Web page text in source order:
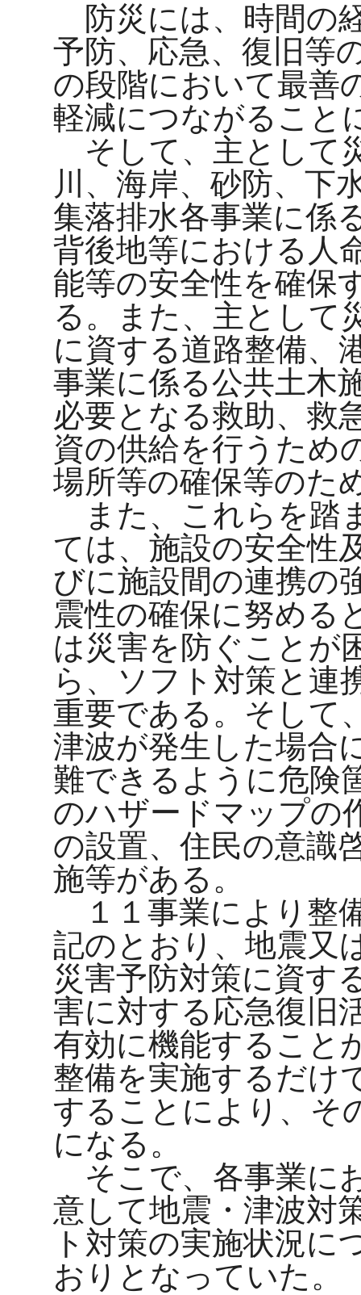
防災には、時間の
予防、応急、復旧等
の段階において最善
軽減につながること
そして、主として
川、海岸、砂防、下
集落排水各事業に係
背後地等における人
能等の安全性を確保
る。また、主として
に資する道路整備、
事業に係る公共土木
必要となる救助、救
資の供給を行うため
場所等の確保等のた
また、これらを踏
ては、施設の安全性
びに施設間の連携の
震性の確保に努める
は災害を防ぐことが
ら、ソフト対策と連
重要である。そして
津波が発生した場合
難できるように危険
のハザードマップの
の設置、住民の意識
施等がある。
１１事業により整
記のとおり、地震又
災害予防対策に資す
害に対する応急復旧
有効に機能すること
整備を実施するだけ
することにより、そ
になる。
そこで、各事業に
意して地震・津波対
ト対策の実施状況に
おりとなっていた。